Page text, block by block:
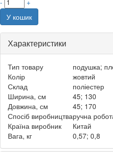
У кошик
Характеристики
Тип товару
подушка;
Колір
жовтий
Склад
поліестер
Ширина, см
45; 130
Довжина, см
45; 170
Спосіб виробництваручна
Країна виробник
Китай
Вага, кг
0,57; 0,8